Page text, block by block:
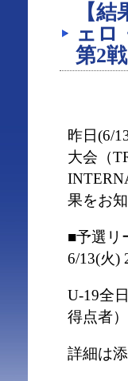
【
ェロ
第2戦
昨日(6/
大会（
果をお
■予選
6/13(火)
U-19全
得点者
詳細は